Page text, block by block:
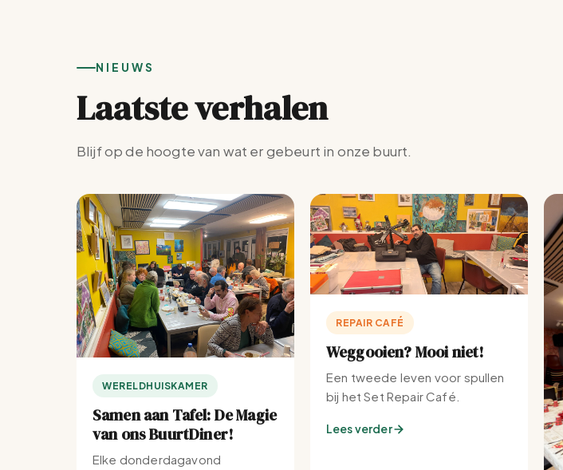
NIEUWS
Laatste verhalen
Blijf op de hoogte van wat er gebeurt in onze buurt.
WERELDHUISKAMER
Samen aan Tafel: De Magie
van ons BuurtDiner!
Elke donderdagavond
REPAIR CAFÉ
Weggooien? Mooi niet!
Een tweede leven voor spullen
bij het Set Repair Café.
Lees verder